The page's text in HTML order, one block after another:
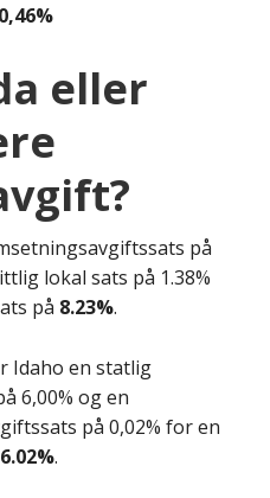
0,46%
eller
på
lokal sats på 1.38%
på 8.23%.
Idaho en statlig
6,00% og en
på 0,02% for en
6.02%.